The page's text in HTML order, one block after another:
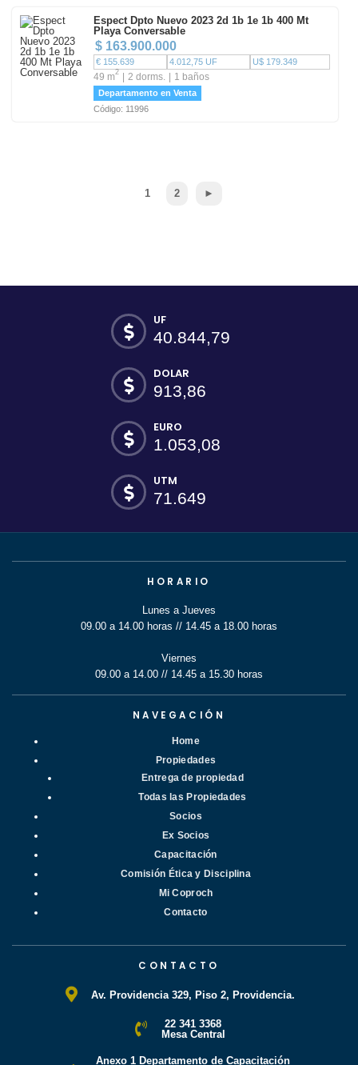
Espect Dpto Nuevo 2023 2d 1b 1e 1b 400 Mt
Playa Conversable
$ 163.900.000
€ 155.639 4.012,75 UF U$ 179.349
49 m2 2 dorms. 1 baños
Departamento en Venta
Código: 11996
1 2 ►
UF
40.844,79
DOLAR
913,86
EURO
1.053,08
UTM
71.649
HORARIO
Lunes a Jueves
09.00 a 14.00 horas // 14.45 a 18.00 horas
Viernes
09.00 a 14.00 // 14.45 a 15.30 horas
NAVEGACIÓN
Home
Propiedades
Entrega de propiedad
Todas las Propiedades
Socios
Ex Socios
Capacitación
Comisión Ética y Disciplina
Mi Coproch
Contacto
CONTACTO
Av. Providencia 329, Piso 2, Providencia.
22 341 3368
Mesa Central
Anexo 1 Departamento de Capacitación